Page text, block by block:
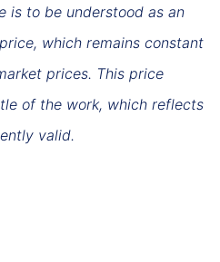
is to be understood as an
which remains constant
prices. This price
of the work, which reflects
valid.